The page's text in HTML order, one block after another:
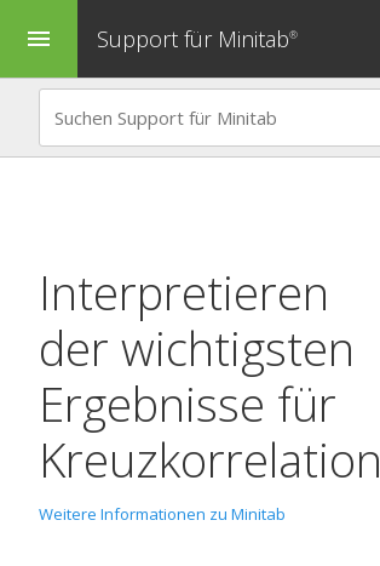
menu Support für Minitab®
Interpretieren
der wichtigsten
Ergebnisse für
Kreuzkorrelation
Weitere Informationen zu Minitab